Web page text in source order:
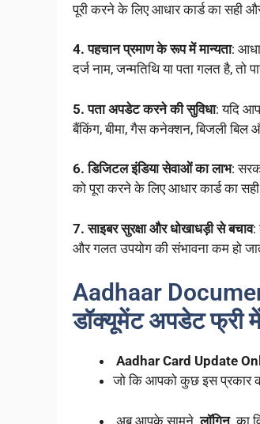
पूरी करने के लिए आधार कार्ड का सही
4. पहचान प्रमाण के रूप में मान्यता:
दर्ज नाम, जन्मतिथि या पता गलत है, तो
5. पता अपडेट करने की सुविधा: यदि
बैंकिंग, बीमा, गैस कनेक्शन, बिजली बिल
6. डिजिटल इंडिया सेवाओं का लाभ:
को पूरा करने के लिए आधार कार्ड का
7. साइबर सुरक्षा और धोखाधड़ी से बचाव:
और गलत उपयोग की संभावना कम हो
Aadhaar
डॉक्यूमेंट अपडेट फ्री
Aadhar Card Update
जो कि आपको कुछ इस प्रकार
अब आपके सामनेलॉगिनका